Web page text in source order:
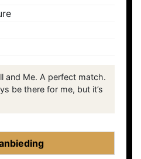
and Me. A perfect match.
be there for me, but it’s